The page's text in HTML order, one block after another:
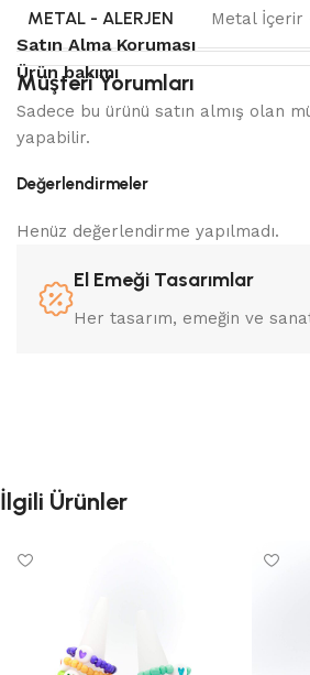
METAL - ALERJEN Metal İçerir
Satın Alma Koruması
Ürün bakımı
Müşteri Yorumları
Değerlendirmeler
Henüz değerlendirme yapılmadı.
Sadece bu ürünü satın almış olan
yapabilir.
El Emeği Tasarımlar
Her tasarım, emeğin ve
İlgili Ürünler